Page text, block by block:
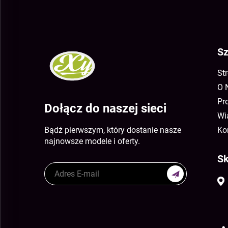
Dołącz do naszej sieci
Bądź pierwszym, który dostanie nasze
najnowsze modele i oferty.
O